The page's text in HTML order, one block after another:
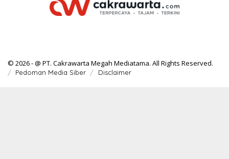
© 2026 - @ PT. Cakrawarta Megah Mediatama. All Rights Reserved.
Pedoman Media Siber Disclaimer